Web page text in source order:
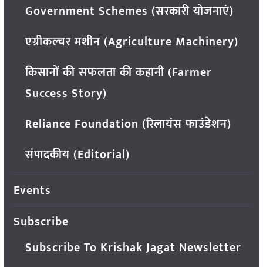
Government Schemes (सरकारी योजनाएं)
एग्रीकल्चर मशीन (Agriculture Machinery)
किसानों की सफलता की कहानी (Farmer
Success Story)
Reliance Foundation (रिलायंस फाउंडेशन)
संपादकीय (Editorial)
Events
Subscribe
Subscribe To Krishak Jagat Newsletter